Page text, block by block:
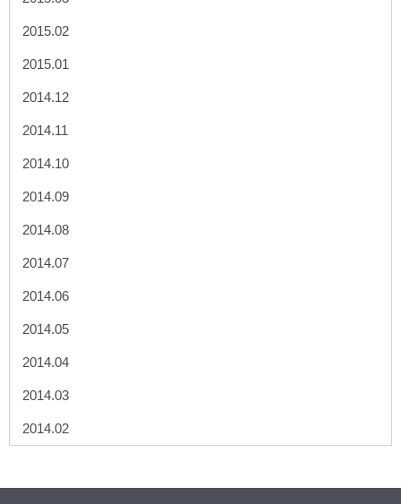
2015.02
2015.01
2014.12
2014.11
2014.10
2014.09
2014.08
2014.07
2014.06
2014.05
2014.04
2014.03
2014.02